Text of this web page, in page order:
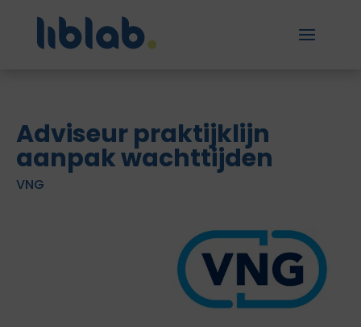
Adviseur praktijklijn
aanpak wachttijden
VNG